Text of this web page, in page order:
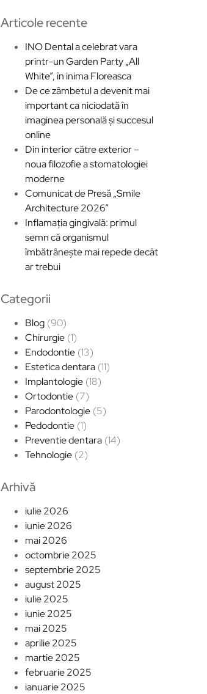
Articole recente
INO Dental a celebrat vara
printr-un Garden Party „All
White”, în inima Floreasca
De ce zâmbetul a devenit mai
important ca niciodată în
imaginea personală și succesul
online
Din interior către exterior –
noua filozofie a stomatologiei
moderne
Comunicat de Presă „Smile
Architecture 2026”
Inflamația gingivală: primul
semn că organismul
îmbătrânește mai repede decât
ar trebui
Categorii
Blog (90)
Chirurgie (1)
Endodontie (13)
Estetica dentara (11)
Implantologie (18)
Ortodontie (7)
Parodontologie (5)
Pedodontie (1)
Preventie dentara (14)
Tehnologie (2)
Arhivă
iulie 2026
iunie 2026
mai 2026
octombrie 2025
septembrie 2025
august 2025
iulie 2025
iunie 2025
mai 2025
aprilie 2025
martie 2025
februarie 2025
ianuarie 2025